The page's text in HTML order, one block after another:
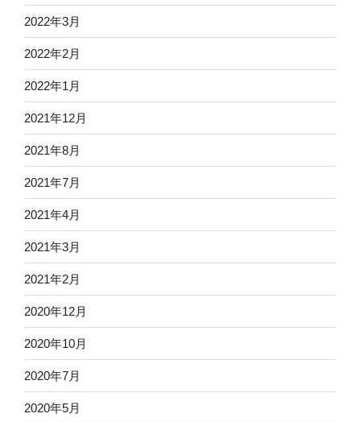
2022年3月
2022年2月
2022年1月
2021年12月
2021年8月
2021年7月
2021年4月
2021年3月
2021年2月
2020年12月
2020年10月
2020年7月
2020年5月